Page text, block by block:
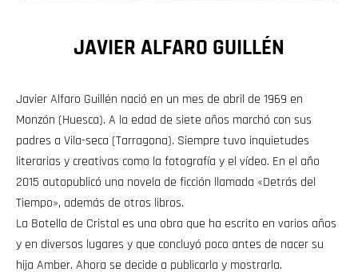
JAVIER ALFARO GUILLÉN
Javier Alfaro Guillén nació en un mes de abril de 1969 en
Monzón (Huesca). A la edad de siete años marchó con sus
padres a Vila-seca (Tarragona). Siempre tuvo inquietudes
literarias y creativas como la fotografía y el vídeo. En el año
2015 autopublicó una novela de ficción llamada «Detrás del
Tiempo», además de otros libros.
La Botella de Cristal es una obra que ha escrito en varios años
y en diversos lugares y que concluyó poco antes de nacer su
hija Amber. Ahora se decide a publicarla y mostrarla.